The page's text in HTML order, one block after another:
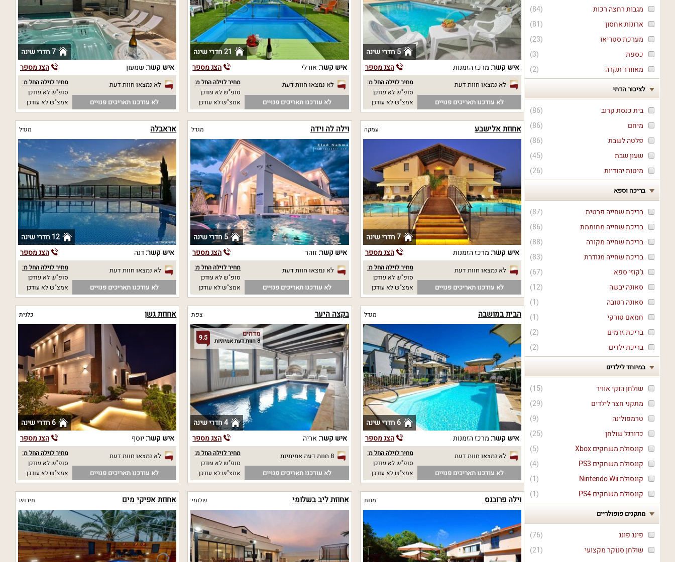
(
84
)
מגבות רחצה רכות
(
81
)
ארונות אחסון
(
23
)
מערכת סטריאו
(
3
)
כספת
(
2
) מאוורר תקרה
לציבור הדתי
(
86
)
בית כנסת קרוב
(
86
)
מיחם
(
86
)
פלטה לשבת
(
45
)
שעון שבת
(
26
) מיטות יהודיות
בריכה וספא
(
87
)
בריכת שחייה פרטית
(
86
)
בריכת שחייה מחוממת
(
88
)
בריכת שחייה מקורה
(
83
)
בריכת שחייה מגודרת
(
67
)
ג'קוזי ספא
(
12
)
סאונה יבשה
(
1
)
סאונה רטובה
(
1
)
חמאם טורקי
(
2
)
בריכת זרמים
(
2
) בריכת ילדים
במיוחד לילדים
(
15
)
שולחן הוקי אוויר
(
29
)
מתקני חצר לילדים
(
9
)
טרמפולינה
(
25
)
כדורגל שולחן
(
5
)
קונסולת משחקים Xbox
(
4
)
קונסולת משחקים PS3
(
1
)
קונסולת Nintendo Wii
(
1
) קונסולת משחקים PS4
מתקנים פופולריים
(
76
)
פינג פונג
(
21
)
שולחן סנוקר מקצועי
5 חדרי שינה
איש קשר: מרכז הזמנות הצג מספר
לא נמצאו חוות דעת
לא עודכנו תאריכים פנויים
מחיר לוילה החל מ:
סופ"ש לא עודכן
אמצ"ש לא עודכן
21 חדרי שינה
איש קשר: אורלי הצג מספר
לא נמצאו חוות דעת
לא עודכנו תאריכים פנויים
מחיר לוילה החל מ:
סופ"ש לא עודכן
אמצ"ש לא עודכן
7 חדרי שינה
איש קשר: שמעון הצג מספר
לא נמצאו חוות דעת
לא עודכנו תאריכים פנויים
מחיר לוילה החל מ:
סופ"ש לא עודכן
אמצ"ש לא עודכן
אחוזת אלישבע עמקה
7 חדרי שינה
איש קשר: מרכז הזמנות הצג מספר
לא נמצאו חוות דעת
לא עודכנו תאריכים פנויים
מחיר לוילה החל מ:
סופ"ש לא עודכן
אמצ"ש לא עודכן
וילה לה וידה מגדל
5 חדרי שינה
איש קשר:זוהר הצג מספר
לא נמצאו חוות דעת
לא עודכנו תאריכים פנויים
מחיר לוילה החל מ:
סופ"ש לא עודכן
אמצ"ש לא עודכן
אראבלה מגדל
12 חדרי שינה
איש קשר:דנה הצג מספר
לא נמצאו חוות דעת
לא עודכנו תאריכים פנויים
מחיר לוילה החל מ:
סופ"ש לא עודכן
אמצ"ש לא עודכן
הבית במושבה מגדל
6 חדרי שינה
איש קשר: מרכז הזמנות הצג מספר
לא נמצאו חוות דעת
לא עודכנו תאריכים פנויים
מחיר לוילה החל מ:
סופ"ש לא עודכן
אמצ"ש לא עודכן
בקצה היער צפת
9.5 מדהים
8 חוות דעת אמיתיות
4 חדרי שינה
איש קשר: אריה הצג מספר
8 חוות דעת אמיתיות
לא עודכנו תאריכים פנויים
מחיר לוילה החל מ:
סופ"ש לא עודכן
אמצ"ש לא עודכן
אחוזת גשן כלנית
6 חדרי שינה
איש קשר:יוסף הצג מספר
לא נמצאו חוות דעת
לא עודכנו תאריכים פנויים
מחיר לוילה החל מ:
סופ"ש לא עודכן
אמצ"ש לא עודכן
וילה פרובנס מנות אחוזת ליב בשלומי שלומי אחוזת אפיקי מים תירוש